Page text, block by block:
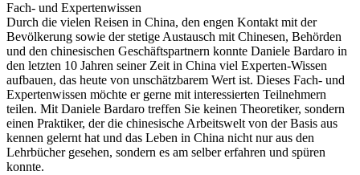
Fach- und Expertenwissen
Durch die vielen Reisen in China, den engen Kontakt mit der
Bevölkerung sowie der stetige Austausch mit Chinesen, Behörden
und den chinesischen Geschäftspartnern konnte Daniele Bardaro in
den letzten 10 Jahren seiner Zeit in China viel Experten-Wissen
aufbauen, das heute von unschätzbarem Wert ist. Dieses Fach- und
Expertenwissen möchte er gerne mit interessierten Teilnehmern
teilen. Mit Daniele Bardaro treffen Sie keinen Theoretiker, sondern
einen Praktiker, der die chinesische Arbeitswelt von der Basis aus
kennen gelernt hat und das Leben in China nicht nur aus den
Lehrbücher gesehen, sondern es am selber erfahren und spüren
konnte.